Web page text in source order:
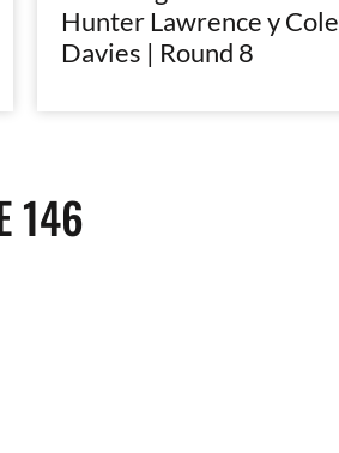
Hunter Lawrence y Cole
Davies | Round 8
146